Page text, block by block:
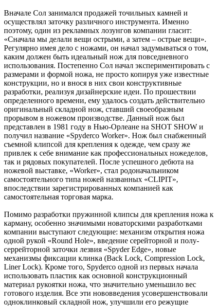
Вначале Сол занимался продажей точильных камней и
осуществлял заточку различного инструмента. Именно
поэтому, один из рекламных лозунгов компании гласит:
«Сначала мы делали вещи острыми, а затем – острые вещи».
Регулярно имея дело с ножами, он начал задумываться о том,
каким должен быть идеальный нож для повседневного
использования. Постепенно Сол начал экспериментировать с
размерами и формой ножа, не просто копируя уже известные
конструкции, но и внося в них свои конструктивные
разработки, реализуя дизайнерские идеи. По прошествии
определенного времени, ему удалось создать действительно
оригинальный складной нож, ставший своеобразным
прорывом в ножевом производстве. Данный нож был
представлен в 1981 году в Нью-Орлеане на SHOT SHOW и
получил название «Spyderco Worker». Нож был снабженный
съемной клипсой для крепления к одежде, чем сразу же
привлек к себе внимание как профессиональных ножеделов,
так и рядовых покупателей. После успешного дебюта на
ножевой выставке, «Worker», стал родоначальником
самостоятельного типа ножей названных «CLIPIT»,
впоследствии зарегистрированных компанией как
самостоятельная торговая марка.
Помимо разработки пружинной клипсы для крепления ножа к
карману, особенно значимыми новаторскими разработками
компании выступают следующие: механизм открытия ножа
одной рукой «Round Hole», введение серейторной и полу-
серрейторной заточки лезвия «Spyder Edge», новые
механизмы фиксации клинка (Back Lock, Compression Lock,
Liner Lock). Кроме того, Spyderco одной из первых начала
использовать пластик как основной конструкционный
материал рукоятки ножа, что значительно уменьшило вес
готового изделия. Все эти нововведения усовершенствовали
одноклинковый складной нож, улучшили его режущие